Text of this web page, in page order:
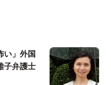
い」外国
子弁護士